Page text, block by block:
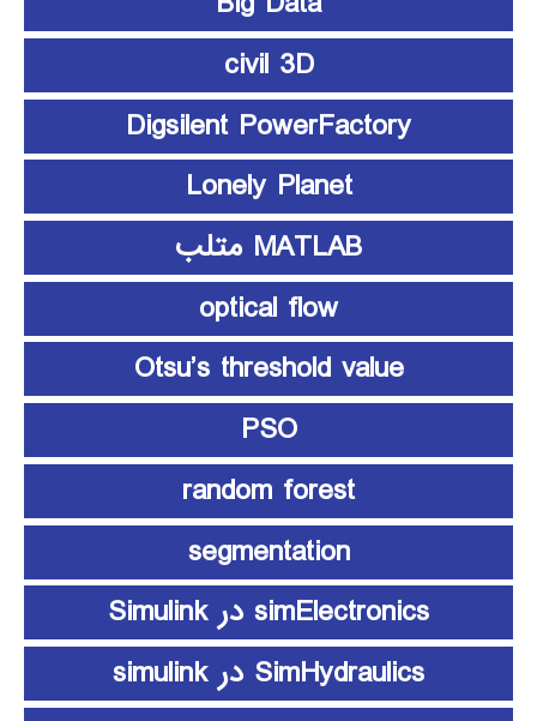
civil 3D
Digsilent PowerFactory
Lonely Planet
MATLAB متلب
optical flow
Otsu’s threshold value
PSO
random forest
segmentation
simElectronics در Simulink
SimHydraulics در simulink